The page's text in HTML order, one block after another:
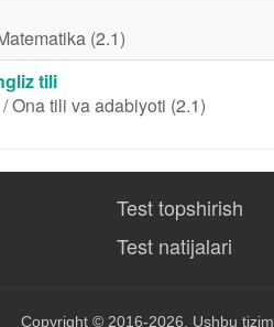
(2.1)
tili
Ona tili va adabiyoti (2.1)
Test topshirish
Test natijalari
Copyright © 2016-2026, Ushbu tizim